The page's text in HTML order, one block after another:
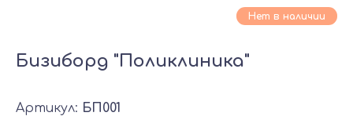
Нет в наличии
Бизиборд "Поликлиника"
Артикул: БП001